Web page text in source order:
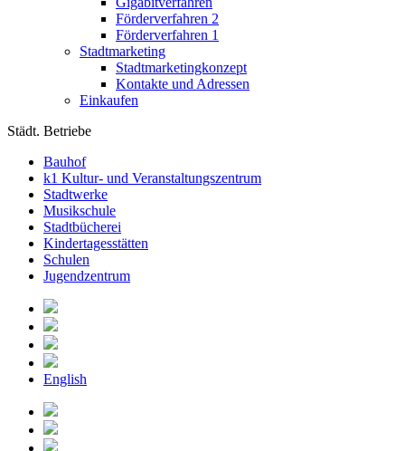
Förderverfahren 2
Förderverfahren 1
Stadtmarketing
Stadtmarketingkonzept
Kontakte und Adressen
Einkaufen
Städt. Betriebe
Bauhof
k1 Kultur- und Veranstaltungszentrum
Stadtwerke
Musikschule
Stadtbücherei
Kindertagesstätten
Schulen
Jugendzentrum
English